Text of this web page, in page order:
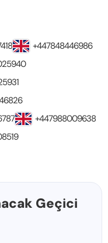
+447848446986
+447988009638
Geçici